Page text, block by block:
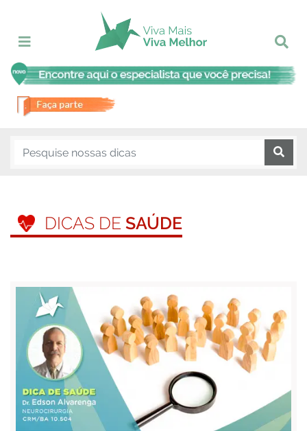
DICAS DE SAÚDE